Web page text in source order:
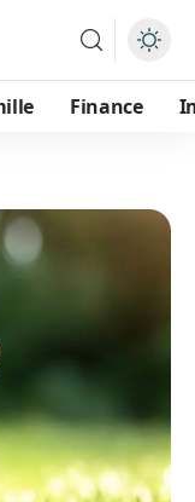
Finance